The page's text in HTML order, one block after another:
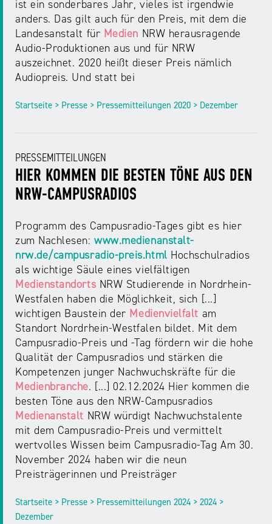
ist ein sonderbares Jahr, vieles ist irgendwie
anders. Das gilt auch für den Preis, mit dem die
Landesanstalt für Medien NRW herausragende
Audio-Produktionen aus und für NRW
auszeichnet. 2020 heißt dieser Preis nämlich
Audiopreis. Und statt bei
Startseite > Presse > Pressemitteilungen 2020 > Dezember
PRESSEMITTEILUNGEN
HIER KOMMEN DIE BESTEN TÖNE AUS DEN
NRW-CAMPUSRADIOS
Programm des Campusradio-Tages gibt es hier
zum Nachlesen:www.medienanstalt-
nrw.de/campusradio-preis.html Hochschulradios
als wichtige Säule eines vielfältigen
Medienstandorts NRW Studierende in Nordrhein-
Westfalen haben die Möglichkeit, sich [...]
wichtigen Baustein der Medienvielfalt am
Standort Nordrhein-Westfalen bildet. Mit dem
Campusradio-Preis und -Tag fördern wir die hohe
Qualität der Campusradios und stärken die
Kompetenzen junger Nachwuchskräfte für die
Medienbranche. [...] 02.12.2024 Hier kommen die
besten Töne aus den NRW-Campusradios
Medienanstalt NRW würdigt Nachwuchstalente
mit dem Campusradio-Preis und vermittelt
wertvolles Wissen beim Campusradio-Tag Am 30.
November 2024 haben wir die neun
Preisträgerinnen und Preisträger
Startseite > Presse > Pressemitteilungen 2024 > 2024 >
Dezember